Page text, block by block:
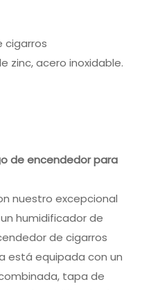
cigarros
zinc, acero inoxidable.
de encendedor para
nuestro excepcional
humidificador de
de cigarros
está equipada con un
tapa de